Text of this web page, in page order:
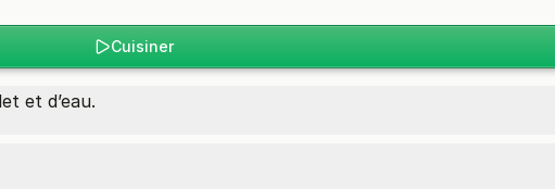
Cuisiner
et d’eau.